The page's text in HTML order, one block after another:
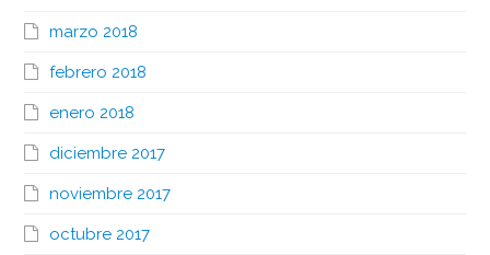
marzo 2018
febrero 2018
enero 2018
diciembre 2017
noviembre 2017
octubre 2017